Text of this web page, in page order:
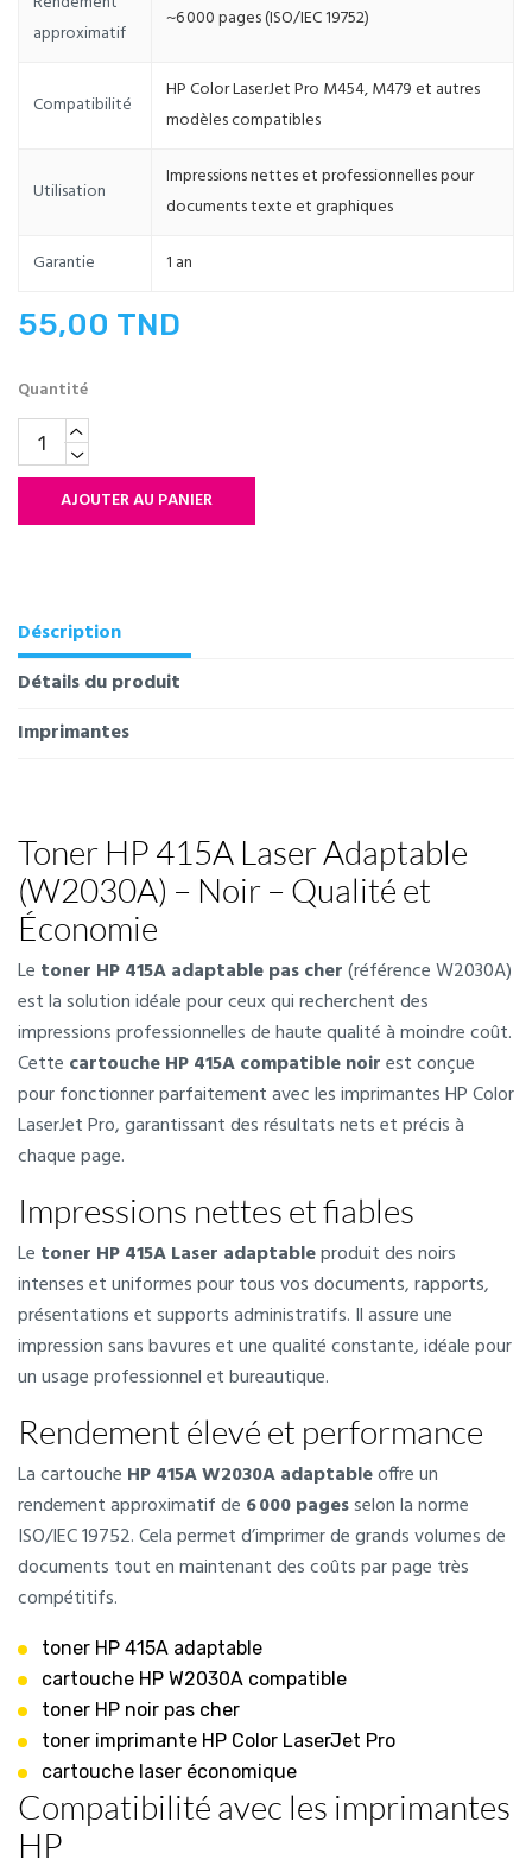
approximatif
~6 000 pages (ISO/IEC 19752)
Compatibilité
HP Color LaserJet Pro M454, M479 et autres
modèles compatibles
Utilisation
Impressions nettes et professionnelles pour
documents texte et graphiques
Garantie 1 an
55,00 TND
Quantité
AJOUTER AU PANIER
Déscription
Détails du produit
Imprimantes
Toner HP 415A Laser Adaptable
(W2030A) – Noir – Qualité et
Économie
Le toner HP 415A adaptable pas cher(référence W2030A)
est la solution idéale pour ceux qui recherchent des
impressions professionnelles de haute qualité à moindre coût.
Cette cartouche HP 415A compatible noirest conçue
pour fonctionner parfaitement avec les imprimantes HP Color
LaserJet Pro, garantissant des résultats nets et précis à
chaque page.
Impressions nettes et fiables
Le toner HP 415A Laser adaptableproduit des noirs
intenses et uniformes pour tous vos documents, rapports,
présentations et supports administratifs. Il assure une
impression sans bavures et une qualité constante, idéale pour
un usage professionnel et bureautique.
Rendement élevé et performance
La cartouche HP 415A W2030A adaptableoffre un
rendement approximatif de 6 000 pagesselon la norme
ISO/IEC 19752. Cela permet d’imprimer de grands volumes de
documents tout en maintenant des coûts par page très
compétitifs.
toner HP 415A adaptable
cartouche HP W2030A compatible
toner HP noir pas cher
toner imprimante HP Color LaserJet Pro
cartouche laser économique
Compatibilité avec les imprimantes
HP